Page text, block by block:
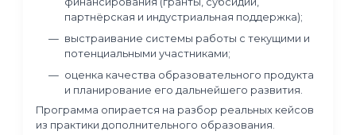
обучающихся;
перевод реальных инженерных и
производственных задач в учебные
для школьников.
Особое внимание уделяется адаптации
под ресурсы конкретной образовательной